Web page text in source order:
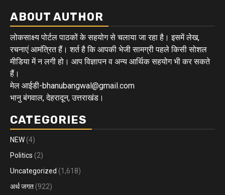
ABOUT AUTHOR
लोकसाक्ष्य पोर्टल पाठकों के सहयोग से चलाया जा रहा है। इसमें लेख,
रचनाएं आमंत्रित हैं। शर्त है कि आपकी भेजी सामग्री पहले किसी सोशल
मीडिया में न लगी हो। आप विज्ञापन व अन्य आर्थिक सहयोग भी कर सकते
हैं।
मेल आईडी-bhanubangwal@gmail.com
भानु बंगवाल, देहरादून, उत्तराखंड।
CATEGORIES
NEW (4)
Politics (2)
Uncategorized (1,618)
अर्थ जगत (922)